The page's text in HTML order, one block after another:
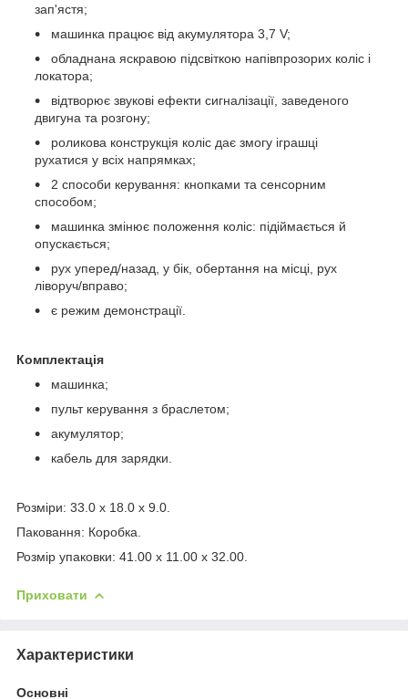
зап'ястя;
машинка працює від акумулятора 3,7 V;
обладнана яскравою підсвіткою напівпрозорих коліс і
локатора;
відтворює звукові ефекти сигналізації, заведеного
двигуна та розгону;
роликова конструкція коліс дає змогу іграшці
рухатися у всіх напрямках;
2 способи керування: кнопками та сенсорним
способом;
машинка змінює положення коліс: підіймається й
опускається;
рух уперед/назад, у бік, обертання на місці, рух
ліворуч/вправо;
є режим демонстрації.
Комплектація
машинка;
пульт керування з браслетом;
акумулятор;
кабель для зарядки.
Розміри: 33.0 x 18.0 x 9.0.
Паковання: Коробка.
Розмір упаковки: 41.00 x 11.00 x 32.00.
Приховати
Характеристики
Основні